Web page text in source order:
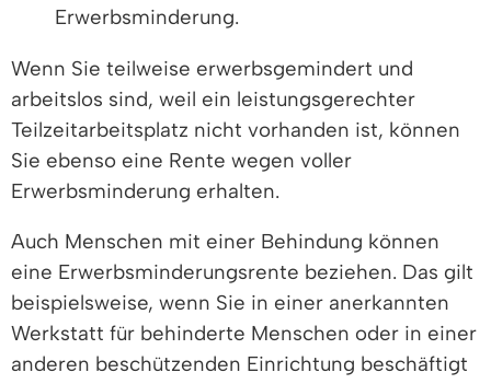
Erwerbsminderung.
Wenn Sie teilweise erwerbsgemindert und
arbeitslos sind, weil ein leistungsgerechter
Teilzeitarbeitsplatz nicht vorhanden ist, können
Sie ebenso eine Rente wegen voller
Erwerbsminderung erhalten.
Auch Menschen mit einer Behindung können
eine Erwerbsminderungsrente beziehen. Das gilt
beispielsweise, wenn Sie in einer anerkannten
Werkstatt für behinderte Menschen oder in einer
anderen beschützenden Einrichtung beschäftigt